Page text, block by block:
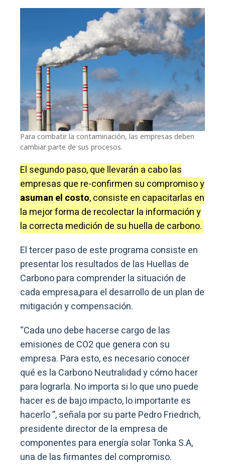
Para combatir la contaminación, las empresas deben
cambiar parte de sus procesos.
El segundo paso, que llevarán a cabo las
empresas que re-confirmen su compromiso y
asuman el costo, consiste en capacitarlas en
la mejor forma de recolectar la información y
la correcta medición de su huella de carbono.
El tercer paso de este programa consiste en
presentar los resultados de las Huellas de
Carbono para comprender la situación de
cada empresa,para el desarrollo de un plan de
mitigación y compensación.
“Cada uno debe hacerse cargo de las
emisiones de CO2 que genera con su
empresa. Para esto, es necesario conocer
qué es la Carbono Neutralidad y cómo hacer
para lograrla. No importa si lo que uno puede
hacer es de bajo impacto, lo importante es
hacerlo ”, señala por su parte Pedro Friedrich,
presidente director de la empresa de
componentes para energía solar Tonka S.A,
una de las firmantes del compromiso.